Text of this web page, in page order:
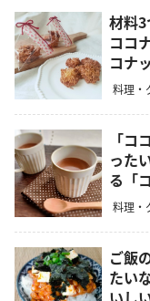
材料
ココ
コナ
料理・
「
った
る「
料理・
ご飯
たい